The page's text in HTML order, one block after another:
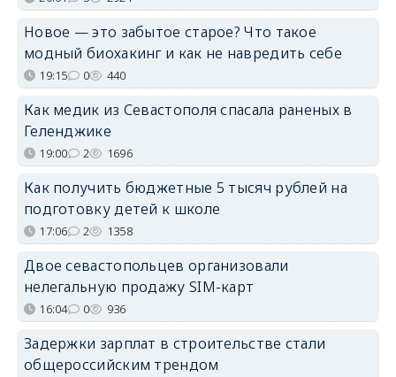
Новое — это забытое старое? Что такое
модный биохакинг и как не навредить себе
19:15 0 440
Как медик из Севастополя спасала раненых в
Геленджике
19:00 2 1696
Как получить бюджетные 5 тысяч рублей на
подготовку детей к школе
17:06 2 1358
Двое севастопольцев организовали
нелегальную продажу SIM-карт
16:04 0 936
Задержки зарплат в строительстве стали
общероссийским трендом